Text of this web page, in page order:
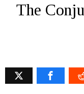
The